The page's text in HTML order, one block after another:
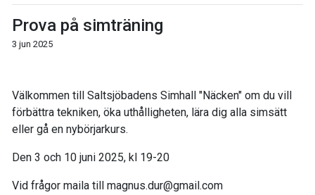
Prova på simträning
3 jun 2025
Välkommen till Saltsjöbadens Simhall "Näcken" om du vill
förbättra tekniken, öka uthålligheten, lära dig alla simsätt
eller gå en nybörjarkurs.
Den 3 och 10 juni 2025, kl 19-20
Vid frågor maila till magnus.dur@gmail.com